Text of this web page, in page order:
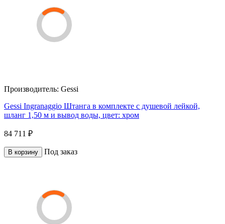
Производитель: Gessi
Gessi Ingranaggio Штанга в комплекте с душевой лейкой,
шланг 1,50 м и вывод воды, цвет: хром
84 711 ₽
В корзину Под заказ